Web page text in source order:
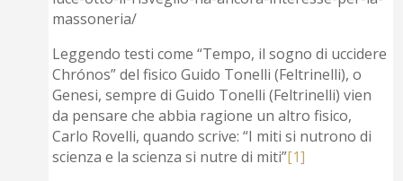
massoneria/
Leggendo testi come “Tempo, il sogno di uccidere
Chrónos” del fisico Guido Tonelli (Feltrinelli), o
Genesi, sempre di Guido Tonelli (Feltrinelli) vien
da pensare che abbia ragione un altro fisico,
Carlo Rovelli, quando scrive: “I miti si nutrono di
scienza e la scienza si nutre di miti”[1]